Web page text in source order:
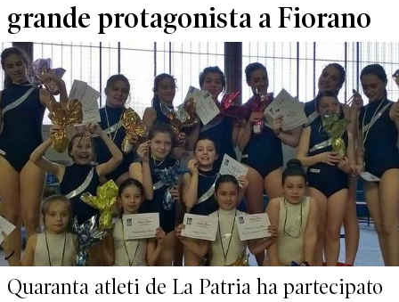
grande protagonista a Fiorano
Quaranta atleti de La Patria ha partecipato